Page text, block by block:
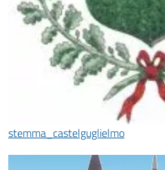
stemma_castelguglielmo